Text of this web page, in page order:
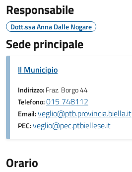
Responsabile
Dott.ssa Anna Dalle Nogare
Sede principale
Il Municipio
Indirizzo:Fraz. Borgo 44
Telefono:015 748112
Email:veglio@ptb.provincia.biella.it
PEC:veglio@pec.ptbiellese.it
Orario